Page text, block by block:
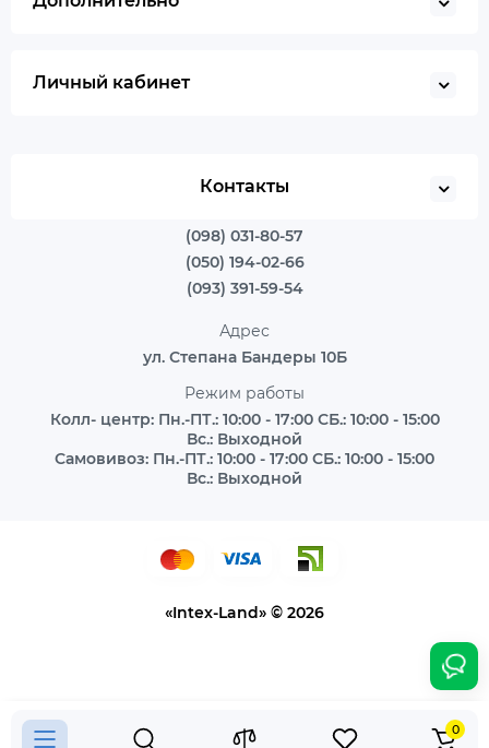
0
Личный кабинет
Контакты
(098) 031-80-57
(050) 194-02-66
(093) 391-59-54
Адрес
ул. Степана Бандеры 10Б
Режим работы
Колл- центр: Пн.-ПТ.: 10:00 - 17:00 СБ.: 10:00 - 15:00
Вс.: Выходной
Самовивоз: Пн.-ПТ.: 10:00 - 17:00 СБ.: 10:00 - 15:00
Вс.: Выходной
«Intex-Land» © 2026